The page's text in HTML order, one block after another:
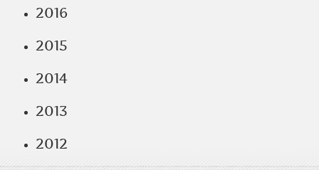
2016
2015
2014
2013
2012